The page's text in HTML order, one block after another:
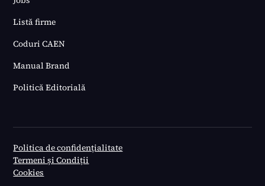
Listă firme
Coduri CAEN
Manual Brand
Politică Editorială
Politica de confidențialitate
Termeni și Condiții
Cookies